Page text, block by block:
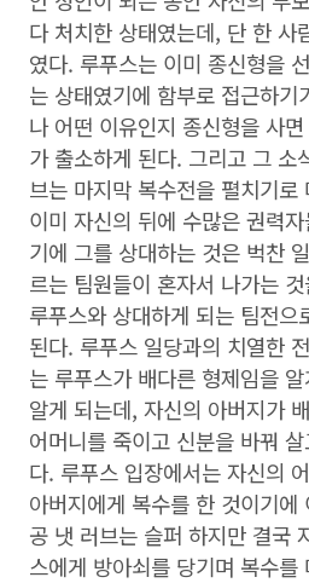
다 처치한 상태였는데, 단 한 사
였다. 루푸스는 이미 종신형을
는 상태였기에 함부로 접근하기
나 어떤 이유인지 종신형을 사
가 출소하게 된다. 그리고 그 소
브는 마지막 복수전을 펼치기로
이미 자신의 뒤에 수많은 권력
기에 그를 상대하는 것은 벅찬
르는 팀원들이 혼자서 나가는
루푸스와 상대하게 되는 팀전으
된다. 루푸스 일당과의 치열한
는 루푸스가 배다른 형제임을
알게 되는데, 자신의 아버지가
어머니를 죽이고 신분을 바꿔
다. 루푸스 입장에서는 자신의
아버지에게 복수를 한 것이기에
공 냇 러브는 슬퍼 하지만 결국
스에게 방아쇠를 당기며 복수를